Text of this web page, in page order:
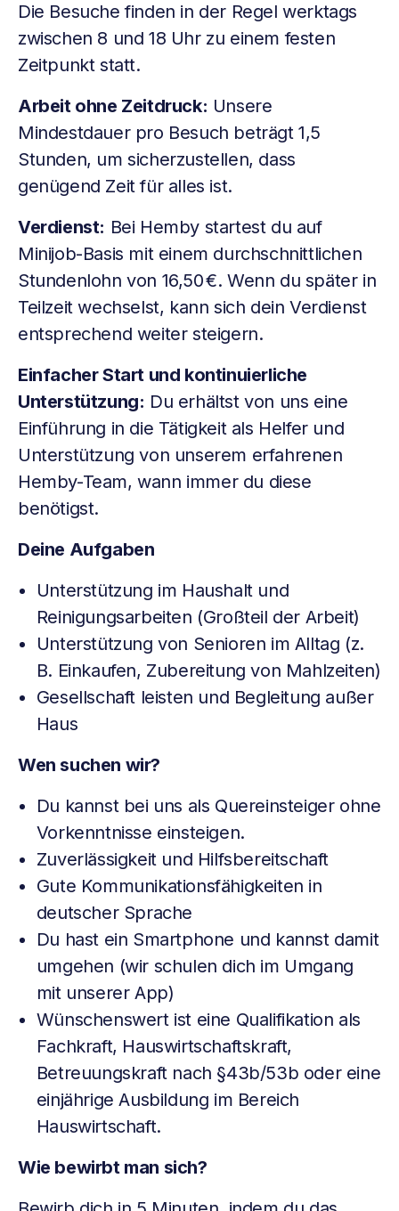
Die Besuche finden in der Regel werktags
zwischen 8 und 18 Uhr zu einem festen
Zeitpunkt statt.
Arbeit ohne Zeitdruck: Unsere
Mindestdauer pro Besuch beträgt 1,5
Stunden, um sicherzustellen, dass
genügend Zeit für alles ist.
Verdienst: Bei Hemby startest du auf
Minijob-Basis mit einem durchschnittlichen
Stundenlohn von 16,50 €. Wenn du später in
Teilzeit wechselst, kann sich dein Verdienst
entsprechend weiter steigern.
Einfacher Start und kontinuierliche
Unterstützung: Du erhältst von uns eine
Einführung in die Tätigkeit als Helfer und
Unterstützung von unserem erfahrenen
Hemby-Team, wann immer du diese
benötigst.
Deine Aufgaben
Unterstützung im Haushalt und
Reinigungsarbeiten (Großteil der Arbeit)
Unterstützung von Senioren im Alltag (z.
B. Einkaufen, Zubereitung von Mahlzeiten)
Gesellschaft leisten und Begleitung außer
Haus
Wen suchen wir?
Du kannst bei uns als Quereinsteiger ohne
Vorkenntnisse einsteigen.
Zuverlässigkeit und Hilfsbereitschaft
Gute Kommunikationsfähigkeiten in
deutscher Sprache
Du hast ein Smartphone und kannst damit
umgehen (wir schulen dich im Umgang
mit unserer App)
Wünschenswert ist eine Qualifikation als
Fachkraft, Hauswirtschaftskraft,
Betreuungskraft nach §43b/53b oder eine
einjährige Ausbildung im Bereich
Hauswirtschaft.
Wie bewirbt man sich?